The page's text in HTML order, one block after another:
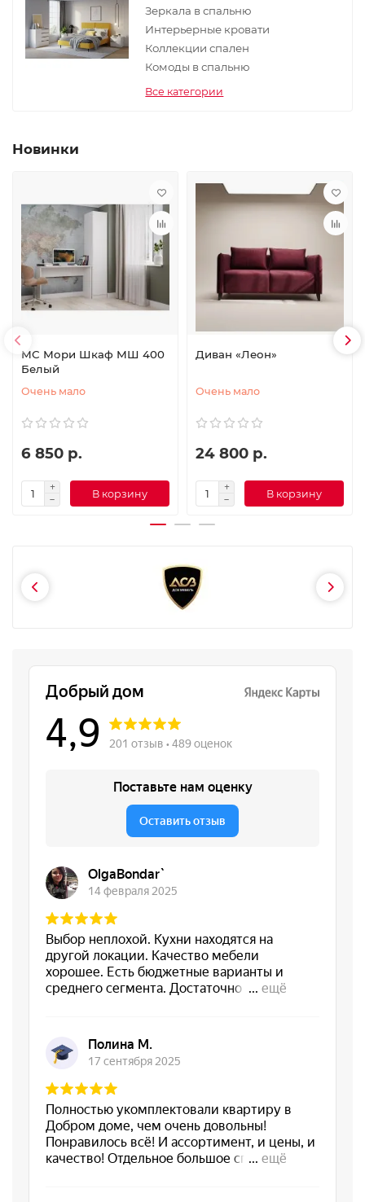
Зеркала в спальню
Интерьерные кровати
Коллекции спален
Комоды в спальню
Все категории
Новинки
МС Мори Шкаф МШ 400
Белый
Очень мало
6 850 р.
В корзину
Диван «Леон»
Очень мало
24 800 р.
В корзину